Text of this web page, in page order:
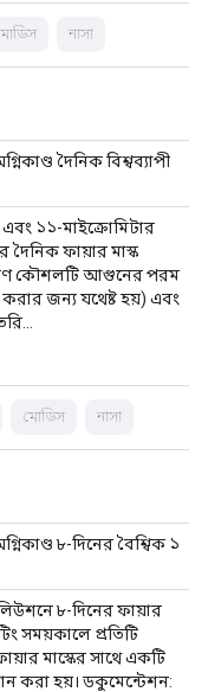
নাসা
দৈনিক বিশ্বব্যাপী
১১-মাইক্রোমিটার
দৈনিক ফায়ার মাস্ক
কৌশলটি আগুনের পরম
জন্য যথেষ্ট হয়) এবং
মোডিস নাসা
৮-দিনের বৈশ্বিক ১
৮-দিনের ফায়ার
সময়কালে প্রতিটি
মাস্কের সাথে একটি
করা হয়। ডকুমেন্টেশন: